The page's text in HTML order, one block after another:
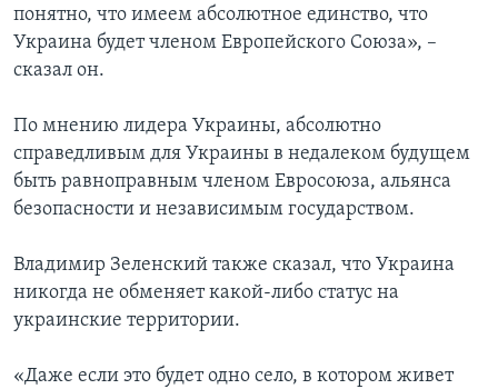
понятно, что имеем абсолютное единство, что
Украина будет членом Европейского Союза», –
сказал он.
По мнению лидера Украины, абсолютно
справедливым для Украины в недалеком будущем
быть равноправным членом Евросоюза, альянса
безопасности и независимым государством.
Владимир Зеленский также сказал, что Украина
никогда не обменяет какой-либо статус на
украинские территории.
«Даже если это будет одно село, в котором живет